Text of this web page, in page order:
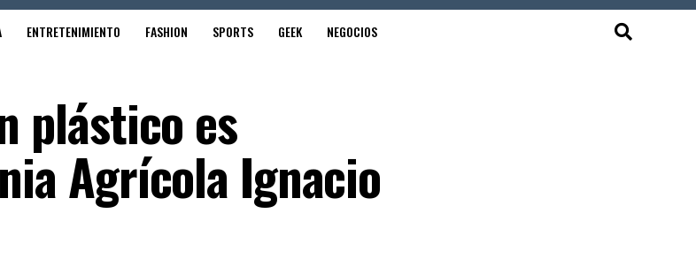
ENTRETENIMIENTO FASHION SPORTS GEEK NEGOCIOS
plástico es
Agrícola Ignacio